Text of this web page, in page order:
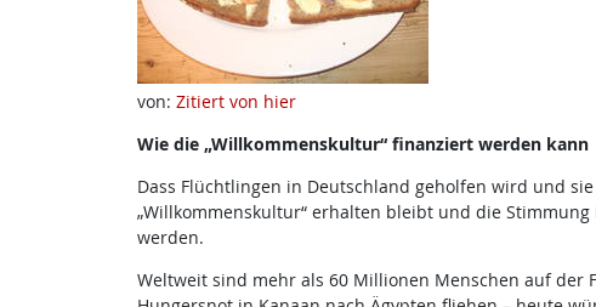
von: Zitiert von hier
Wie die „Willkommenskultur“ finanziert werden kann
Dass Flüchtlingen in Deutschland geholfen wird und
„Willkommenskultur“ erhalten bleibt und die
werden.
Weltweit sind mehr als 60 Millionen Menschen auf der